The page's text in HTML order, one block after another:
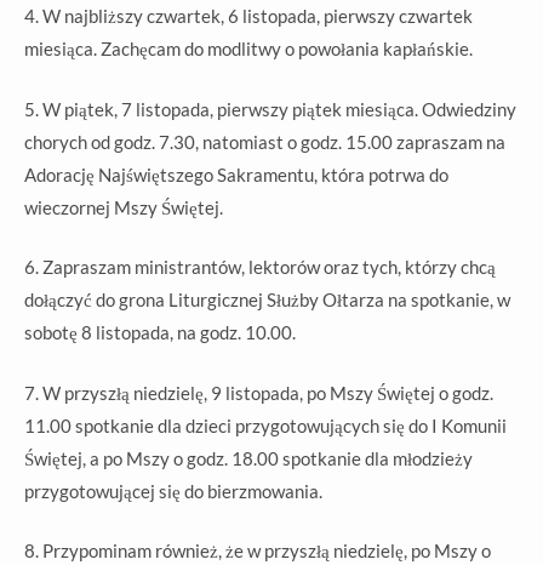
4. W najbliższy czwartek, 6 listopada, pierwszy czwartek
miesiąca. Zachęcam do modlitwy o powołania kapłańskie.
5. W piątek, 7 listopada, pierwszy piątek miesiąca. Odwiedziny
chorych od godz. 7.30, natomiast o godz. 15.00 zapraszam na
Adorację Najświętszego Sakramentu, która potrwa do
wieczornej Mszy Świętej.
6. Zapraszam ministrantów, lektorów oraz tych, którzy chcą
dołączyć do grona Liturgicznej Służby Ołtarza na spotkanie, w
sobotę 8 listopada, na godz. 10.00.
7. W przyszłą niedzielę, 9 listopada, po Mszy Świętej o godz.
11.00 spotkanie dla dzieci przygotowujących się do I Komunii
Świętej, a po Mszy o godz. 18.00 spotkanie dla młodzieży
przygotowującej się do bierzmowania.
8. Przypominam również, że w przyszłą niedzielę, po Mszy o